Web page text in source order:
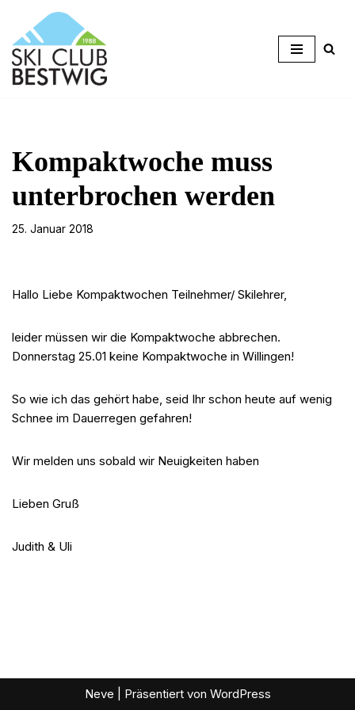
Zum
Inhalt
springen
Kompaktwoche muss
unterbrochen werden
25. Januar 2018
Hallo Liebe Kompaktwochen Teilnehmer/ Skilehrer,
leider müssen wir die Kompaktwoche abbrechen.
Donnerstag 25.01 keine Kompaktwoche in Willingen!
So wie ich das gehört habe, seid Ihr schon heute auf wenig
Schnee im Dauerregen gefahren!
Wir melden uns sobald wir Neuigkeiten haben
Lieben Gruß
Judith & Uli
Neve | Präsentiert von WordPress